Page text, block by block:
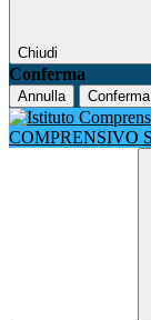
Chiudi
Conferma
Annulla Conferma
COMPRENSIVO